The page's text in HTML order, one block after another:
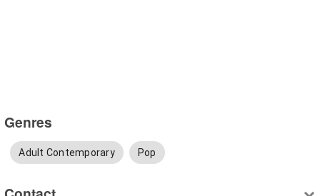
Genres
Adult Contemporary Pop